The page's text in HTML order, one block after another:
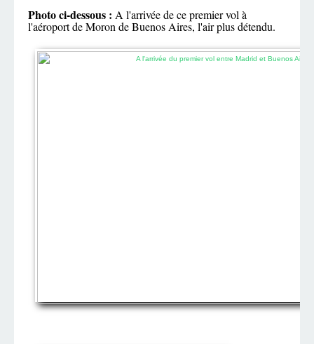
Photo ci-dessous : A l'arrivée de ce premier vol à
l'aéroport de Moron de Buenos Aires, l'air plus détendu.